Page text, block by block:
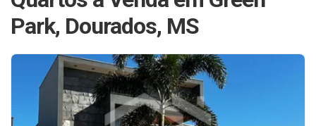
Park, Dourados, MS